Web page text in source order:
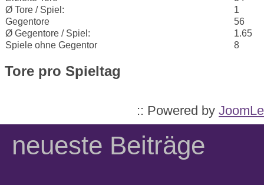
Ø Tore / Spiel:
1
Gegentore
56
Ø Gegentore / Spiel:
1.65
Spiele ohne Gegentor
8
Tore pro Spieltag
:: Powered by
neueste Beiträge